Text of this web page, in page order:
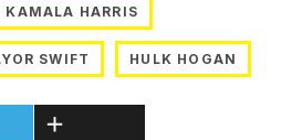
KAMALA HARRIS
SWIFT HULK HOGAN